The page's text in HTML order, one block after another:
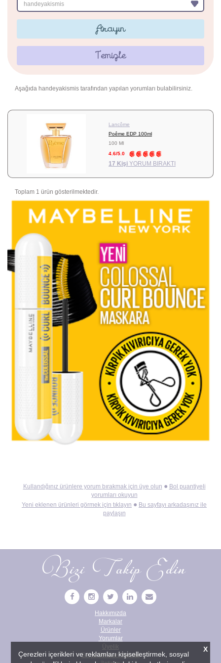
handeyakismis
Arayın
Temizle
Aşağıda handeyakismis tarafından yapılan yorumları bulabilirsiniz.
Lancôme
Poême EDP 100ml
100 Ml
4.6/5.0
17 Kişi YORUM BIRAKTI
Toplam 1 ürün gösterilmektedir.
Kullandığınız ürünlere yorum bırakmak için üye olun ● Bol puantiyeli
yorumları okuyun
Yeni eklenen ürünleri görmek için tıklayın ● Bu sayfayı arkadaşınız ile
paylaşın
Bizi Takip Edin
Hakkımızda
Markalar
Ürünler
Yorumlar
Üyelik
Sıkça Sorulan Sorular
X
Çerezleri içerikleri ve reklamları kişiselleştirmek, sosyal